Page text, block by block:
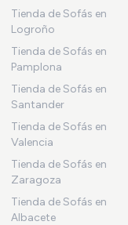
Tienda de Sofás en
Logroño
Tienda de Sofás en
Pamplona
Tienda de Sofás en
Santander
Tienda de Sofás en
Valencia
Tienda de Sofás en
Zaragoza
Tienda de Sofás en
Albacete